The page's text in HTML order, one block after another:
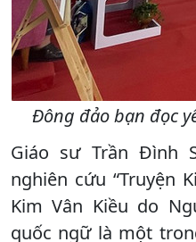
Đông đảo bạn đọc
Giáo sư Trần Đình
nghiên cứu “Truyện
Kim Vân Kiều do
quốc ngữ là một